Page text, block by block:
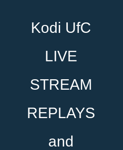
Kodi UfC
LIVE
STREAM
REPLAYS
and